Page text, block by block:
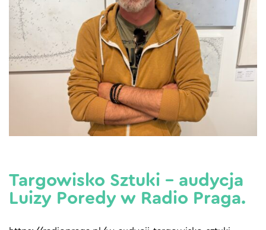
Targowisko Sztuki – audycja
Luizy Poredy w Radio Praga.